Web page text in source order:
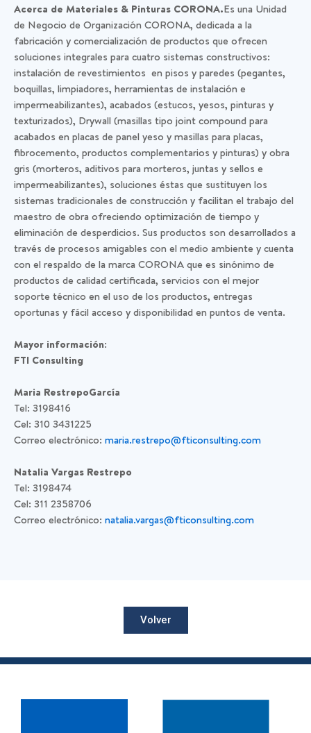
Acerca de Materiales & Pinturas CORONA.Es una Unidad
de Negocio de Organización CORONA, dedicada a la
fabricación y comercialización de productos que ofrecen
soluciones integrales para cuatro sistemas constructivos:
instalación de revestimientos en pisos y paredes (pegantes,
boquillas, limpiadores, herramientas de instalación e
impermeabilizantes), acabados (estucos, yesos, pinturas y
texturizados), Drywall (masillas tipo joint compound para
acabados en placas de panel yeso y masillas para placas,
fibrocemento, productos complementarios y pinturas) y obra
gris (morteros, aditivos para morteros, juntas y sellos e
impermeabilizantes), soluciones éstas que sustituyen los
sistemas tradicionales de construcción y facilitan el trabajo del
maestro de obra ofreciendo optimización de tiempo y
eliminación de desperdicios. Sus productos son desarrollados a
través de procesos amigables con el medio ambiente y cuenta
con el respaldo de la marca CORONA que es sinónimo de
productos de calidad certificada, servicios con el mejor
soporte técnico en el uso de los productos, entregas
oportunas y fácil acceso y disponibilidad en puntos de venta.
Mayor información:
FTI Consulting
Maria RestrepoGarcía
Tel: 3198416
Cel: 310 3431225
Correo electrónico: maria.restrepo@fticonsulting.com
Natalia Vargas Restrepo
Tel: 3198474
Cel: 311 2358706
Correo electrónico: natalia.vargas@fticonsulting.com
Volver